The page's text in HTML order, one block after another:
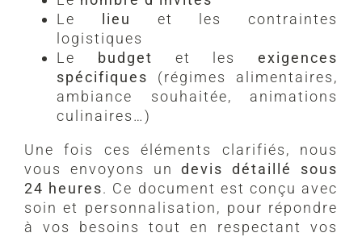
Le
lieu
et les contraintes
logistiques
Le budget et lesexigences
spécifiques (régimes alimentaires,
ambiance souhaitée, animations
culinaires…)
Une fois ces éléments clarifiés, nous
vous envoyons undevis détaillé sous
24 heures. Ce document est conçu avec
soin et personnalisation, pour répondre
à vos besoins tout en respectant vos